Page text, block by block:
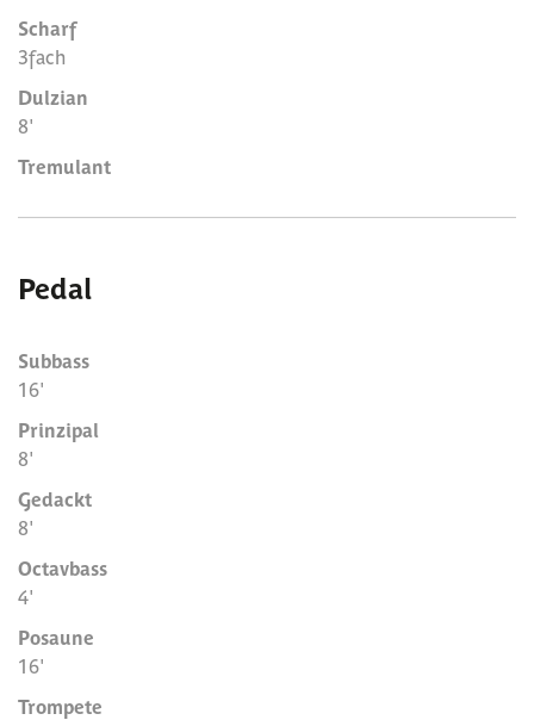
Scharf
3fach
Dulzian
8'
Tremulant
Pedal
Subbass
16'
Prinzipal
8'
Gedackt
8'
Octavbass
4'
Posaune
16'
Trompete